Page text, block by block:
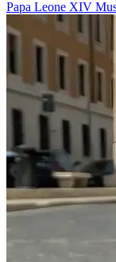
Papa Leone XIV